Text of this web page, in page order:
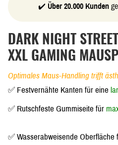
✔️ Über 20.000 Kunden
DARK NIGHT
XXL GAMING
Optimales Maus-Handling trifft
✅ Festvernähte Kanten für eine
✅ Rutschfeste Gummiseite für
✅ Wasserabweisende Oberfläche